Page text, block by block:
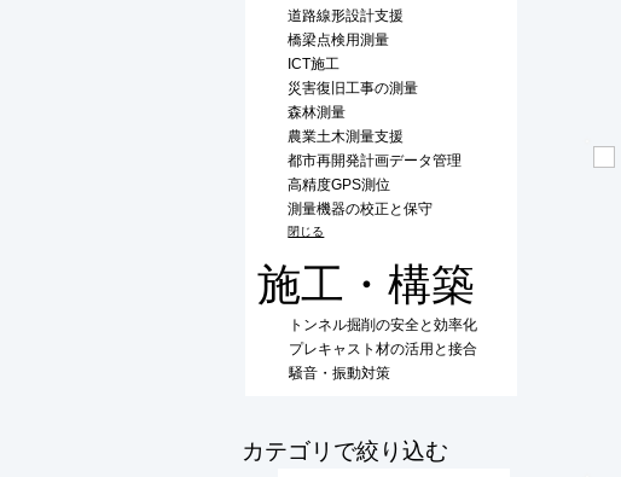
道路線形設計支援
橋梁点検用測量
ICT施工
災害復旧工事の測量
森林測量
農業土木測量支援
都市再開発計画データ管理
高精度GPS測位
測量機器の校正と保守
閉じる
施工・構築
トンネル掘削の安全と効率化
プレキャスト材の活用と接合
騒音・振動対策
​カテゴリで絞り込む